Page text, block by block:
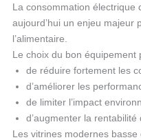
La consommation électrique
aujourd’hui un enjeu majeur
l’alimentaire.
Le choix du bon équipement
de réduire fortement les
d’améliorer les
de limiter l’impact
d’augmenter la rentabilité
Les vitrines modernes